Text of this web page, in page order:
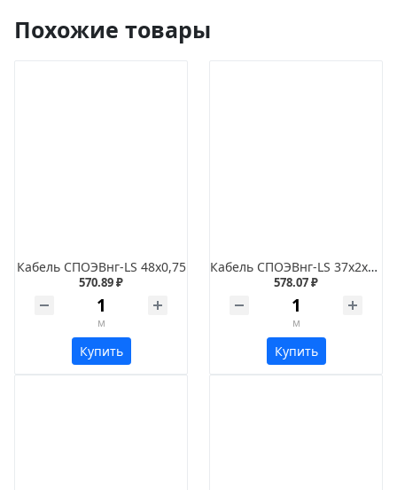
Похожие товары
Кабель СПОЭВнг-LS 48х0,75
570.89 ₽
м
Купить
Кабель СПОЭВнг-LS 37х2х0,5
578.07 ₽
м
Купить